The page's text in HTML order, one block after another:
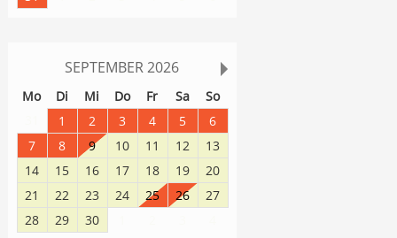
SEPTEMBER 2026
Mo Di Mi Do Fr Sa
So
1 2 3 4 5
6
7
8 9 10 11 12
13
14
15 16 17 18 19
20
21
22 23 24 25 26
27
28
29 30